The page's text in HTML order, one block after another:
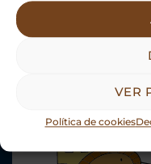
VER
Política de cookies